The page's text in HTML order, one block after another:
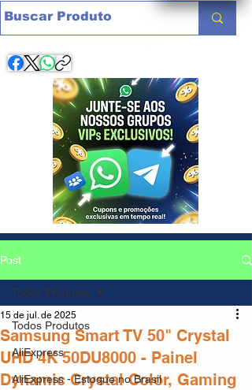
Post
Todos Produtos
AliExpress
AliExpress - Estoque no Brasil
Todos Produtos
Samsung Smart TV 50" Crystal
UHD 4K 50DU8000 - Painel
Dynamic Crystal Color, Gaming
15 de jul. de 2025